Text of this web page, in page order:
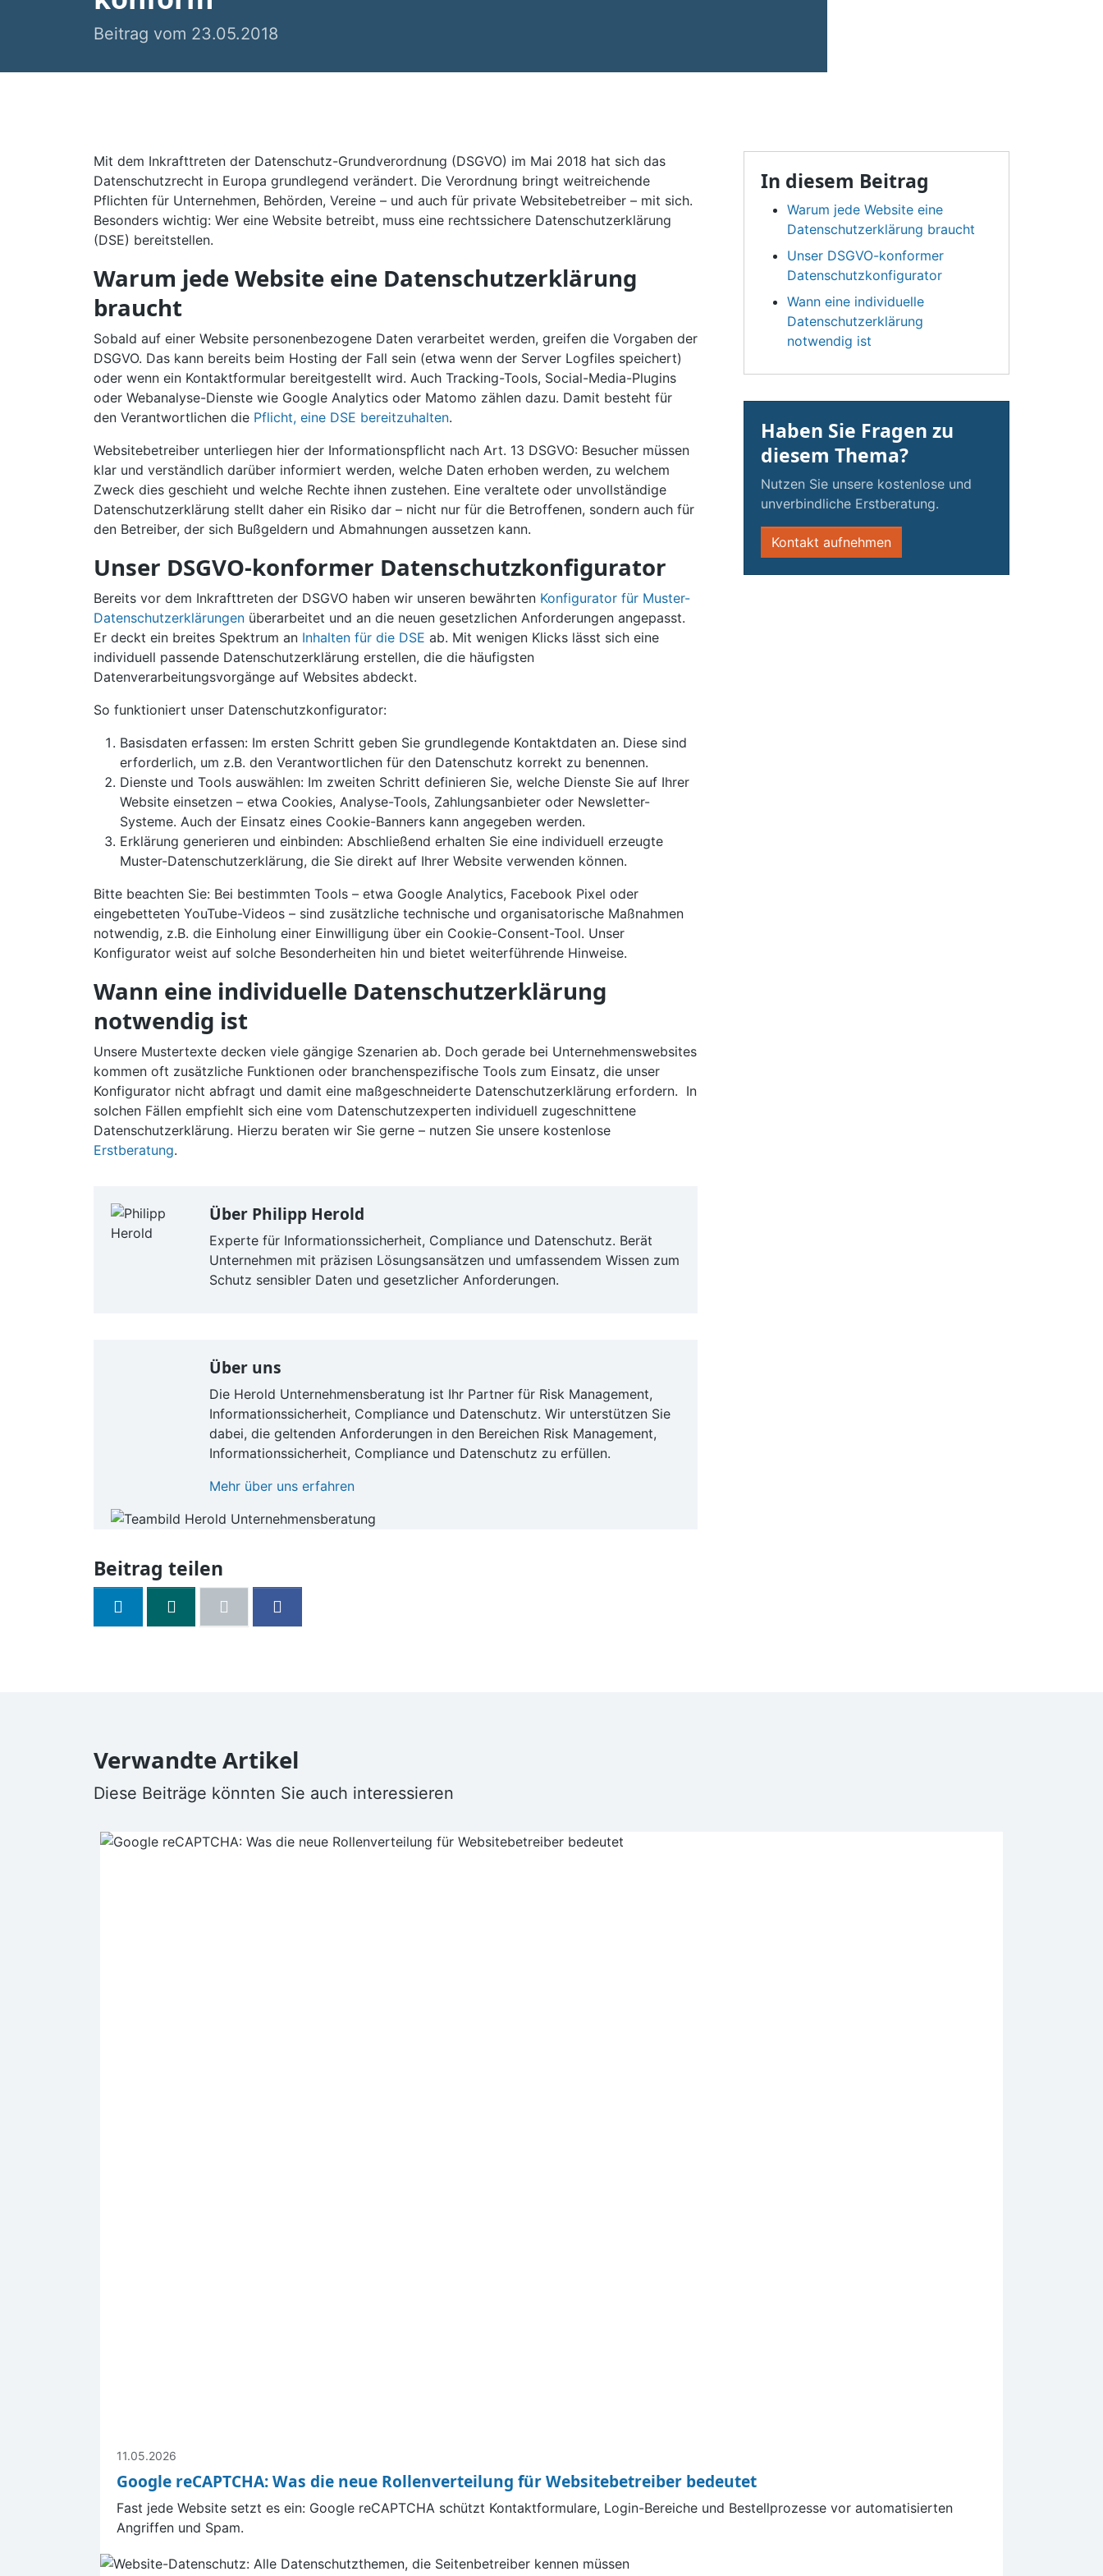
Beitrag vom 23.05.2018
Mit dem Inkrafttreten der Datenschutz-Grundverordnung (DSGVO) im Mai 2018 hat sich das
Datenschutzrecht in Europa grundlegend verändert. Die Verordnung bringt weitreichende
Pflichten für Unternehmen, Behörden, Vereine – und auch für private Websitebetreiber – mit sich.
Besonders wichtig: Wer eine Website betreibt, muss eine rechtssichere Datenschutzerklärung
(DSE) bereitstellen.
Warum jede Website eine Datenschutzerklärung
braucht
Sobald auf einer Website personenbezogene Daten verarbeitet werden, greifen die Vorgaben der
DSGVO. Das kann bereits beim Hosting der Fall sein (etwa wenn der Server Logfiles speichert)
oder wenn ein Kontaktformular bereitgestellt wird. Auch Tracking-Tools, Social-Media-Plugins
oder Webanalyse-Dienste wie Google Analytics oder Matomo zählen dazu. Damit besteht für
den Verantwortlichen die Pflicht, eine DSE bereitzuhalten.
Websitebetreiber unterliegen hier der Informationspflicht nach Art. 13 DSGVO: Besucher müssen
klar und verständlich darüber informiert werden, welche Daten erhoben werden, zu welchem
Zweck dies geschieht und welche Rechte ihnen zustehen. Eine veraltete oder unvollständige
Datenschutzerklärung stellt daher ein Risiko dar – nicht nur für die Betroffenen, sondern auch für
den Betreiber, der sich Bußgeldern und Abmahnungen aussetzen kann.
Unser DSGVO-konformer Datenschutzkonfigurator
Bereits vor dem Inkrafttreten der DSGVO haben wir unseren bewährten Konfigurator für Muster-
Datenschutzerklärungen überarbeitet und an die neuen gesetzlichen Anforderungen angepasst.
Er deckt ein breites Spektrum an Inhalten für die DSE ab. Mit wenigen Klicks lässt sich eine
individuell passende Datenschutzerklärung erstellen, die die häufigsten
Datenverarbeitungsvorgänge auf Websites abdeckt.
So funktioniert unser Datenschutzkonfigurator:
Basisdaten erfassen: Im ersten Schritt geben Sie grundlegende Kontaktdaten an. Diese sind
erforderlich, um z.B. den Verantwortlichen für den Datenschutz korrekt zu benennen.
Dienste und Tools auswählen: Im zweiten Schritt definieren Sie, welche Dienste Sie auf Ihrer
Website einsetzen – etwa Cookies, Analyse-Tools, Zahlungsanbieter oder Newsletter-
Systeme. Auch der Einsatz eines Cookie-Banners kann angegeben werden.
Erklärung generieren und einbinden: Abschließend erhalten Sie eine individuell erzeugte
Muster-Datenschutzerklärung, die Sie direkt auf Ihrer Website verwenden können.
Bitte beachten Sie: Bei bestimmten Tools – etwa Google Analytics, Facebook Pixel oder
eingebetteten YouTube-Videos – sind zusätzliche technische und organisatorische Maßnahmen
notwendig, z.B. die Einholung einer Einwilligung über ein Cookie-Consent-Tool. Unser
Konfigurator weist auf solche Besonderheiten hin und bietet weiterführende Hinweise.
Wann eine individuelle Datenschutzerklärung
notwendig ist
Unsere Mustertexte decken viele gängige Szenarien ab. Doch gerade bei Unternehmenswebsites
kommen oft zusätzliche Funktionen oder branchenspezifische Tools zum Einsatz, die unser
Konfigurator nicht abfragt und damit eine maßgeschneiderte Datenschutzerklärung erfordern. In
solchen Fällen empfiehlt sich eine vom Datenschutzexperten individuell zugeschnittene
Datenschutzerklärung. Hierzu beraten wir Sie gerne – nutzen Sie unsere kostenlose
Erstberatung.
Über Philipp Herold
Experte für Informationssicherheit, Compliance und Datenschutz. Berät
Unternehmen mit präzisen Lösungsansätzen und umfassendem Wissen zum
Schutz sensibler Daten und gesetzlicher Anforderungen.
Über uns
Die Herold Unternehmensberatung ist Ihr Partner für Risk Management,
Informationssicherheit, Compliance und Datenschutz. Wir unterstützen Sie
dabei, die geltenden Anforderungen in den Bereichen Risk Management,
Informationssicherheit, Compliance und Datenschutz zu erfüllen.
Mehr über uns erfahren
Beitrag teilen
In diesem Beitrag
Warum jede Website eine
Datenschutzerklärung braucht
Unser DSGVO-konformer
Datenschutzkonfigurator
Wann eine individuelle
Datenschutzerklärung
notwendig ist
Haben Sie Fragen zu
diesem Thema?
Nutzen Sie unsere kostenlose und
unverbindliche Erstberatung.
Kontakt aufnehmen
Verwandte Artikel
Diese Beiträge könnten Sie auch interessieren
11.05.2026
Google reCAPTCHA: Was die neue Rollenverteilung für Websitebetreiber bedeutet
Fast jede Website setzt es ein: Google reCAPTCHA schützt Kontaktformulare, Login-Bereiche und Bestellprozesse vor automatisierten
Angriffen und Spam.